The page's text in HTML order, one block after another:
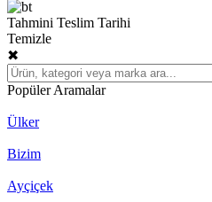
Tahmini Teslim Tarihi
Temizle
✖
Popüler Aramalar
Ülker
Bizim
Ayçiçek